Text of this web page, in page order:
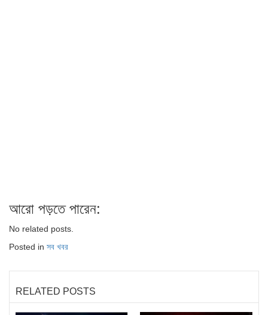
আরো পড়তে পারেন:
No related posts.
Posted in সব খবর
RELATED POSTS